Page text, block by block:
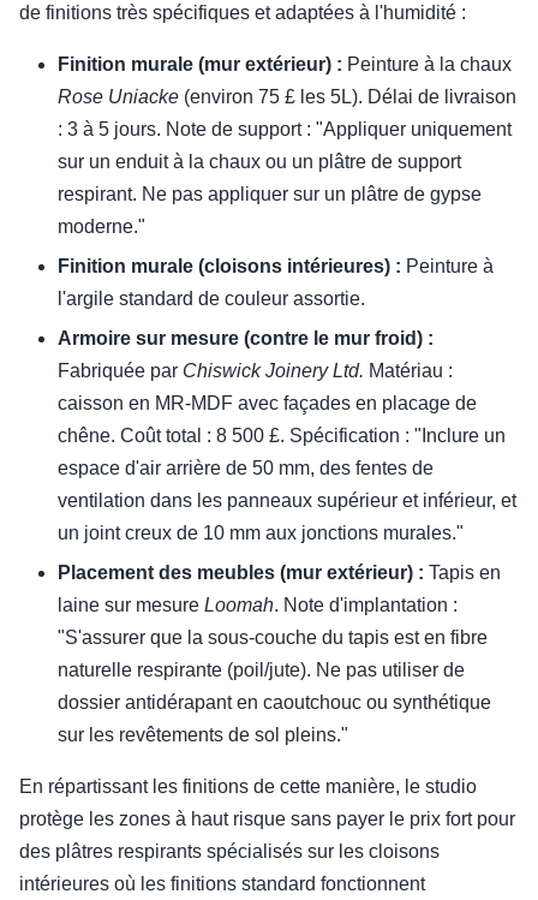
de finitions très spécifiques et adaptées à l'humidité :
Finition murale (mur extérieur) : Peinture à la chaux
Rose Uniacke (environ 75 £ les 5L). Délai de livraison
: 3 à 5 jours. Note de support : "Appliquer uniquement
sur un enduit à la chaux ou un plâtre de support
respirant. Ne pas appliquer sur un plâtre de gypse
moderne."
Finition murale (cloisons intérieures) : Peinture à
l'argile standard de couleur assortie.
Armoire sur mesure (contre le mur froid) :
Fabriquée par Chiswick Joinery Ltd. Matériau :
caisson en MR-MDF avec façades en placage de
chêne. Coût total : 8 500 £. Spécification : "Inclure un
espace d'air arrière de 50 mm, des fentes de
ventilation dans les panneaux supérieur et inférieur, et
un joint creux de 10 mm aux jonctions murales."
Placement des meubles (mur extérieur) : Tapis en
laine sur mesure Loomah. Note d'implantation :
"S'assurer que la sous-couche du tapis est en fibre
naturelle respirante (poil/jute). Ne pas utiliser de
dossier antidérapant en caoutchouc ou synthétique
sur les revêtements de sol pleins."
En répartissant les finitions de cette manière, le studio
protège les zones à haut risque sans payer le prix fort pour
des plâtres respirants spécialisés sur les cloisons
intérieures où les finitions standard fonctionnent